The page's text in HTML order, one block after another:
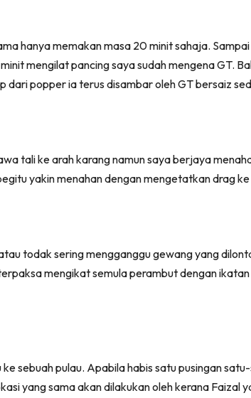
hanya memakan masa 20 minit sahaja.
mengilat pancing saya sudah mengena GT.
dari popper ia terus disambar oleh GT bersaiz
tali ke arah karang namun saya berjaya
yakin menahan dengan mengetatkan drag
todak sering mengganggu gewang yang
mengikat semula perambut dengan
sebuah pulau. Apabila habis satu pusingan
yang sama akan dilakukan oleh kerana